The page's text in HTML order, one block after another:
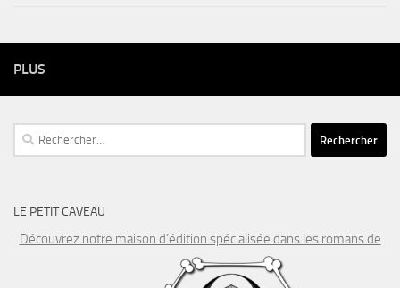
PLUS
Rechercher :
LE PETIT CAVEAU
Découvrez notre maison d’édition spécialisée dans les romans de